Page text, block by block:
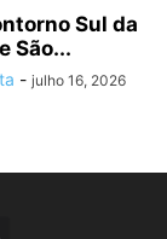
Sul da
São...
- julho 16, 2026